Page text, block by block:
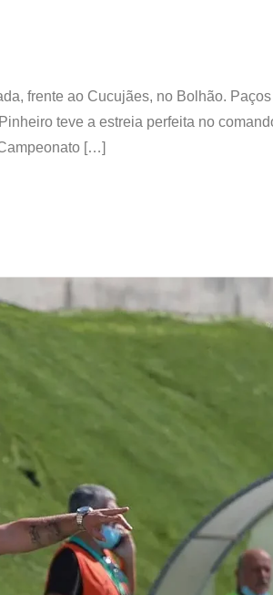
frente ao Cucujães, no Bolhão. Paços
teve a estreia perfeita no
[…]